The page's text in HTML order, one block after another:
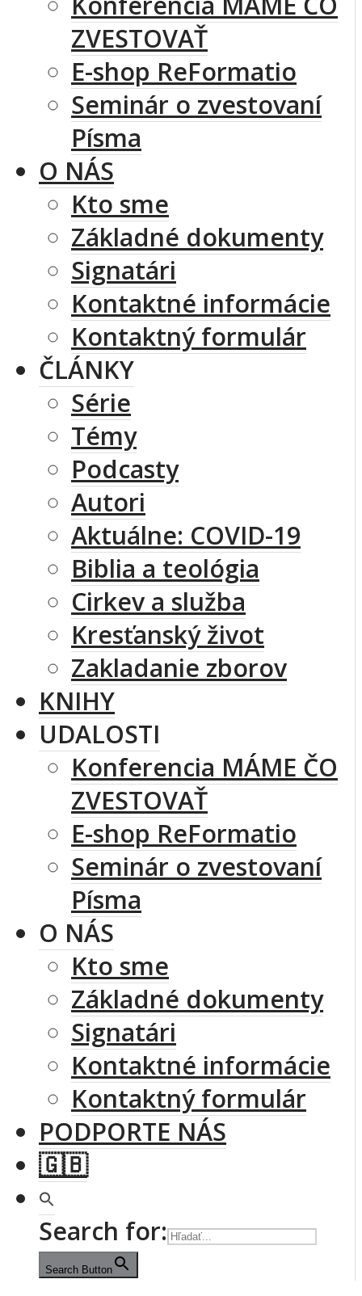
ZVESTOVAŤ
E-shop ReFormatio
Seminár o zvestovaní
Písma
O NÁS
Kto sme
Základné dokumenty
Signatári
Kontaktné informácie
Kontaktný formulár
ČLÁNKY
Série
Témy
Podcasty
Autori
Aktuálne: COVID-19
Biblia a teológia
Cirkev a služba
Kresťanský život
Zakladanie zborov
KNIHY
UDALOSTI
Konferencia MÁME ČO
ZVESTOVAŤ
E-shop ReFormatio
Seminár o zvestovaní
Písma
O NÁS
Kto sme
Základné dokumenty
Signatári
Kontaktné informácie
Kontaktný formulár
PODPORTE NÁS
🇬🇧
Search for:
Search Button